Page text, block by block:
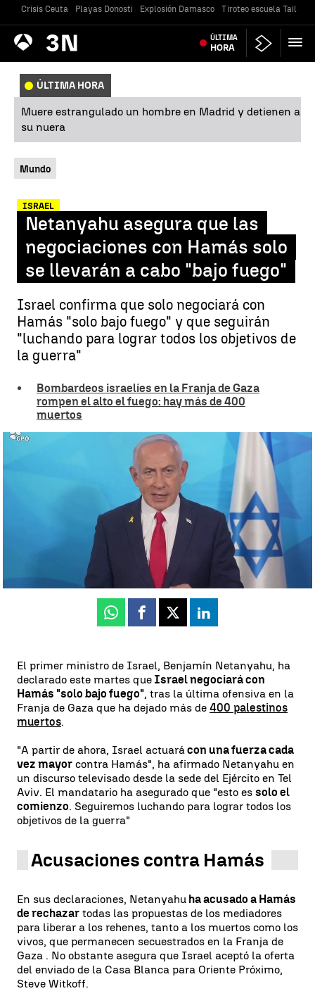
Crisis Ceuta Playas Donosti Explosión Damasco Tiroteo escuela
Antena
3 Noticias ÚLTIMA
HORA
ÚLTIMA HORA
Muere estrangulado un hombre en Madrid y detienen a
su nuera
Mundo
ISRAEL
Netanyahu asegura que las
negociaciones con Hamás solo
se llevarán a cabo "bajo fuego"
Israel confirma que solo negociará con
Hamás "solo bajo fuego" y que seguirán
"luchando para lograr todos los objetivos de
la guerra"
Bombardeos israelíes en la Franja de Gaza
rompen el alto el fuego: hay más de 400
muertos
Las negociaciones con Hamás se llevarán a cabo "bajo fuego" |
Antena 3 Noticias
Ángel Granero
Publicado:
18 de marzo de 2025, 21:26
Whatsapp
Facebook
X Linkedin
El primer ministro de Israel, Benjamín Netanyahu, ha
declarado este martes que Israel negociará con
Hamás "solo bajo fuego", tras la última ofensiva en la
Franja de Gaza que ha dejado más de 400 palestinos
muertos.
"A partir de ahora, Israel actuarácon una fuerza cada
vez mayor contra Hamás", ha afirmado Netanyahu en
un discurso televisado desde la sede del Ejército en Tel
Aviv. El mandatario ha asegurado que "esto es solo el
comienzo. Seguiremos luchando para lograr todos los
objetivos de la guerra"
Acusaciones contra Hamás
En sus declaraciones, Netanyahu ha acusado a Hamás
de rechazar todas las propuestas de los mediadores
para liberar a los rehenes, tanto a los muertos como los
vivos, que permanecen secuestrados en la Franja de
Gaza . No obstante asegura que Israel aceptó la oferta
del enviado de la Casa Blanca para Oriente Próximo,
Steve Witkoff.